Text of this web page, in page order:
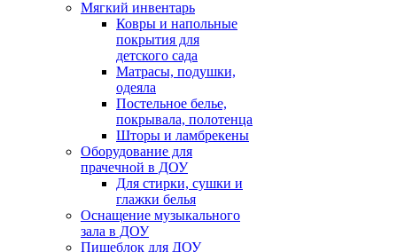
Мягкий инвентарь
Ковры и напольные
покрытия для
детского сада
Матрасы, подушки,
одеяла
Постельное белье,
покрывала, полотенца
Шторы и ламбрекены
Оборудование для
прачечной в ДОУ
Для стирки, сушки и
глажки белья
Оснащение музыкального
зала в ДОУ
Пищеблок для ДОУ